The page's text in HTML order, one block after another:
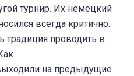
турнир. Их немецкий
всегда критично.
традиция проводить в
на предыдущие